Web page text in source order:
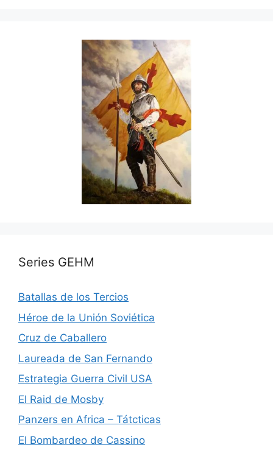
Series GEHM
Batallas de los Tercios
Héroe de la Unión Soviética
Cruz de Caballero
Laureada de San Fernando
Estrategia Guerra Civil USA
El Raid de Mosby
Panzers en Africa – Tátcticas
El Bombardeo de Cassino